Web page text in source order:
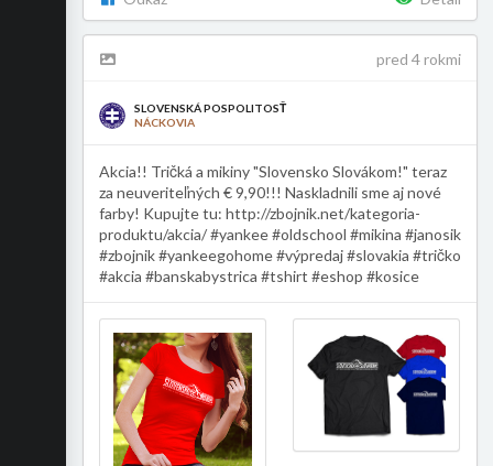
pred 4 rokmi
SLOVENSKÁ POSPOLITOSŤ
NÁCKOVIA
Akcia!! Tričká a mikiny "Slovensko Slovákom!" teraz
za neuveriteľných € 9,90!!! Naskladnili sme aj nové
farby! Kupujte tu: http://zbojnik.net/kategoria-
produktu/akcia/ #yankee #oldschool #mikina #janosik
#zbojnik #yankeegohome #výpredaj #slovakia #tričko
#akcia #banskabystrica #tshirt #eshop #kosice